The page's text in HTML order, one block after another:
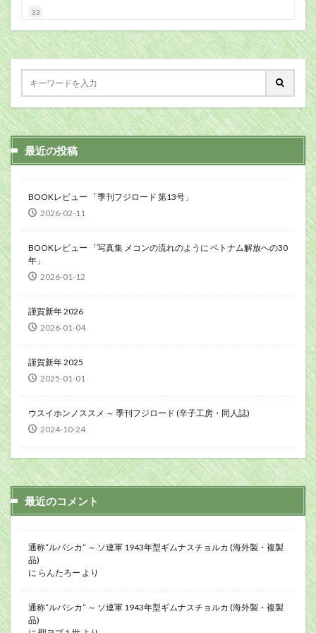
33
最近の投稿
BOOKレビュー 「季刊フジロード 第13号」
2026-02-11
BOOKレビュー 「写真集 メコンの流れのように ベトナム解放への30
年」
2026-01-12
謹賀新年 2026
2026-01-04
謹賀新年 2025
2025-01-01
ウスイホンノススメ ～ 季刊フジロード (辛子工房・同人誌)
2024-10-24
最近のコメント
通称“ルバシカ” ～ ソ連軍 1943年型ギムナスチョルカ (海外製・複製
品)
に らんたろー より
通称“ルバシカ” ～ ソ連軍 1943年型ギムナスチョルカ (海外製・複製
品)